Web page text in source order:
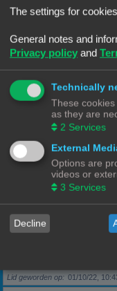
Berichten
5
Rang, Gebruikersnaam
Berichten
29/09/22, 17:18
Rang, Gebruikersnaam
Lid geworden op
30/09/22, 13:40
Rang, Gebruikersnaam
Lid geworden op
01/10/22,
The settings for
General notes and
Privacy policy and
Technically
These
as they are
2 Services
External
Options are
videos or
3 Services
Decline